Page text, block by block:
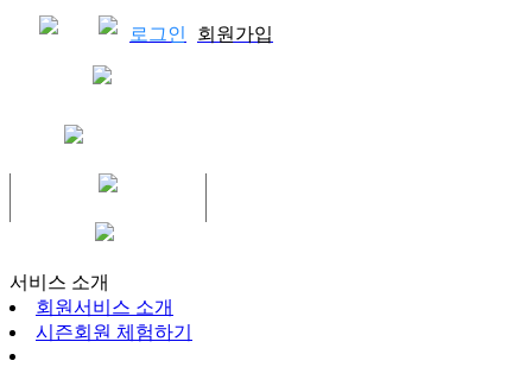
로그인 회원가입
서비스 소개
회원서비스 소개
시즌회원 체험하기